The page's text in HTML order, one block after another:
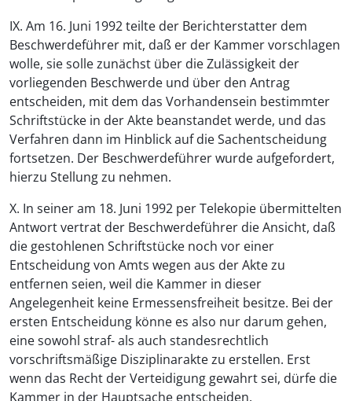
IX. Am 16. Juni 1992 teilte der Berichterstatter dem
Beschwerdeführer mit, daß er der Kammer vorschlagen
wolle, sie solle zunächst über die Zulässigkeit der
vorliegenden Beschwerde und über den Antrag
entscheiden, mit dem das Vorhandensein bestimmter
Schriftstücke in der Akte beanstandet werde, und das
Verfahren dann im Hinblick auf die Sachentscheidung
fortsetzen. Der Beschwerdeführer wurde aufgefordert,
hierzu Stellung zu nehmen.
X. In seiner am 18. Juni 1992 per Telekopie übermittelten
Antwort vertrat der Beschwerdeführer die Ansicht, daß
die gestohlenen Schriftstücke noch vor einer
Entscheidung von Amts wegen aus der Akte zu
entfernen seien, weil die Kammer in dieser
Angelegenheit keine Ermessensfreiheit besitze. Bei der
ersten Entscheidung könne es also nur darum gehen,
eine sowohl straf- als auch standesrechtlich
vorschriftsmäßige Disziplinarakte zu erstellen. Erst
wenn das Recht der Verteidigung gewahrt sei, dürfe die
Kammer in der Hauptsache entscheiden.